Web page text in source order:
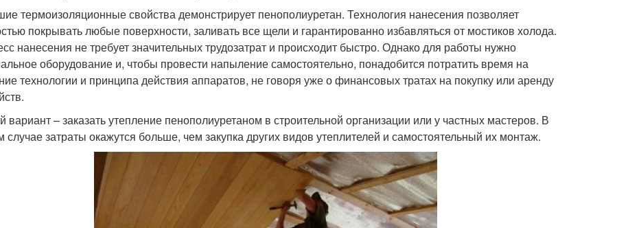
термоизоляционные свойства демонстрирует пенополиуретан. Технология нанесения позволяет
покрывать любые поверхности, заливать все щели и гарантированно избавляться от мостиков холода.
нанесения не требует значительных трудозатрат и происходит быстро. Однако для работы нужно
оборудование и, чтобы провести напыление самостоятельно, понадобится потратить время на
технологии и принципа действия аппаратов, не говоря уже о финансовых тратах на покупку или аренду
вариант – заказать утепление пенополиуретаном в строительной организации или у частных мастеров. В
случае затраты окажутся больше, чем закупка других видов утеплителей и самостоятельный их монтаж.